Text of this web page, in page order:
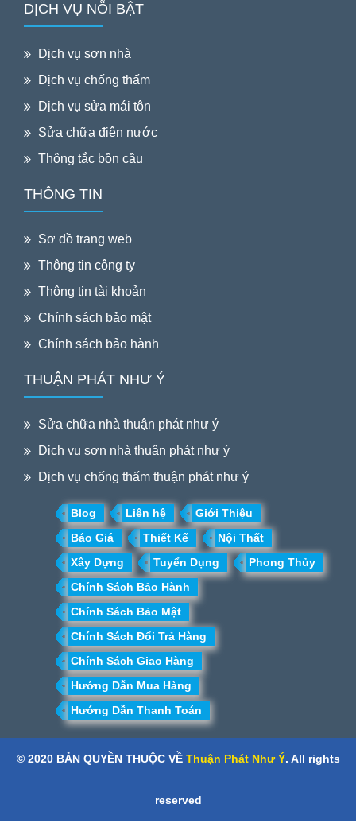
DỊCH VỤ NỖI BẬT
Dịch vụ sơn nhà
Dịch vụ chống thấm
Dịch vụ sửa mái tôn
Sửa chữa điện nước
Thông tắc bồn cầu
THÔNG TIN
Sơ đồ trang web
Thông tin công ty
Thông tin tài khoản
Chính sách bảo mật
Chính sách bảo hành
THUẬN PHÁT NHƯ Ý
Sửa chữa nhà thuận phát như ý
Dịch vụ sơn nhà thuận phát như ý
Dịch vụ chống thấm thuận phát như ý
Blog Liên hệ
Giới Thiệu
Báo Giá
Thiết Kế
Nội Thất
Xây Dựng
Tuyển Dụng
Phong Thủy
Chính Sách Bảo Hành
Chính Sách Bảo Mật
Chính Sách Đổi Trả Hàng
Chính Sách Giao Hàng
Hướng Dẫn Mua Hàng
Hướng Dẫn Thanh Toán
© 2020 BẢN QUYỀN THUỘC VỀ Thuận Phát Như Ý. All rights
reserved